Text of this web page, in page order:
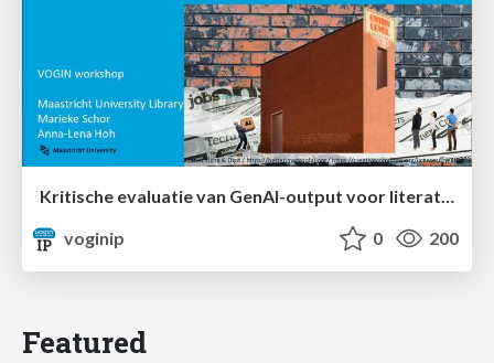
Kritische evaluatie van GenAI-output voor literatuuronderzoek
voginip
0 200
Featured